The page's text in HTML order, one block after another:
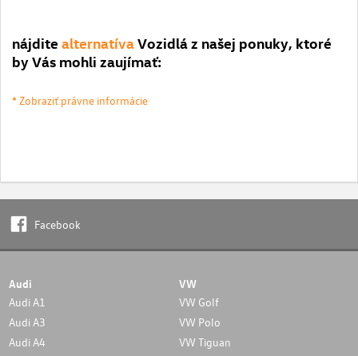
nájdite alternatívaVozidlá z našej ponuky, ktoré
by Vás mohli zaujímať:
* Zobraziť právne informácie
Facebook
Audi
Audi A1
Audi A3
Audi A4
VW
VW Golf
VW Polo
VW Tiguan